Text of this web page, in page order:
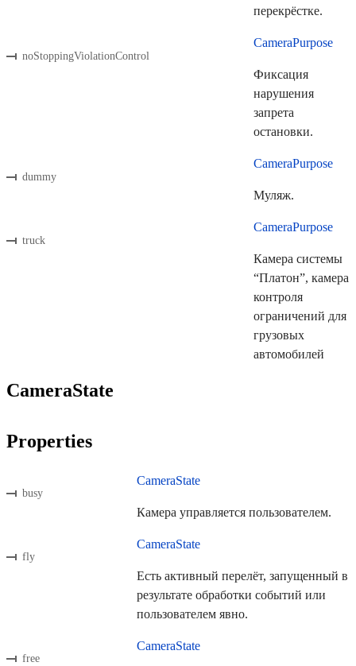
перекрёстке.
noStoppingViolationControl
CameraPurpose
Фиксация
нарушения
запрета
остановки.
dummy
CameraPurpose
Муляж.
truck
CameraPurpose
Камера системы
“Платон”, камера
контроля
ограничений для
грузовых
автомобилей
CameraState
Properties
busy
CameraState
Камера управляется пользователем.
fly
CameraState
Eсть активный перелёт, запущенный в
результате обработки событий или
пользователем явно.
free
CameraState